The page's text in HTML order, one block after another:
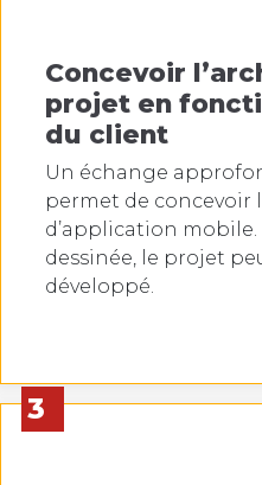
Concevoir
projet en
du client
Un échange
permet de concevoir
d’application
dessinée, le projet
développé.
3